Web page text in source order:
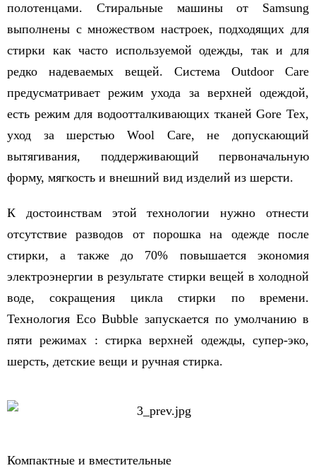
полотенцами. Стиральные машины от Samsung
выполнены с множеством настроек, подходящих для
стирки как часто используемой одежды, так и для
редко надеваемых вещей. Система Outdoor Care
предусматривает режим ухода за верхней одеждой,
есть режим для водоотталкивающих тканей Gore Tex,
уход за шерстью Wool Care, не допускающий
вытягивания, поддерживающий первоначальную
форму, мягкость и внешний вид изделий из шерсти.
К достоинствам этой технологии нужно отнести
отсутствие разводов от порошка на одежде после
стирки, а также до 70% повышается экономия
электроэнергии в результате стирки вещей в холодной
воде, сокращения цикла стирки по времени.
Технология Eco Bubble запускается по умолчанию в
пяти режимах : стирка верхней одежды, супер-эко,
шерсть, детские вещи и ручная стирка.
Компактные и вместительные